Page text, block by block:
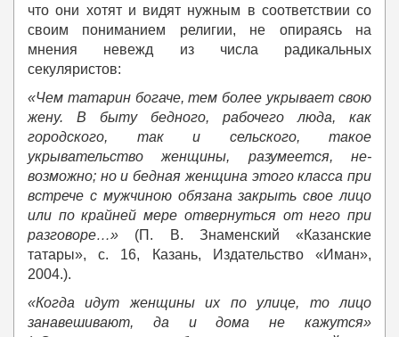
что они хотят и видят нужным в соответствии со
своим пониманием религии, не опираясь на
мнения невежд из числа радикальных
секуляристов:
«Чем татарин богаче, тем более укрывает свою
жену. В бы­ту бедного, рабочего люда, как
городского, так и сельс­кого, такое
укрывательство женщины, разумеется, не­
возможно; но и бедная женщина этого класса при
встрече с мужчиною обязана закрыть свое лицо
или по крайней мере отвернуться от него при
разговоре…» (П. В. Знаменский «Казанские
татары», с. 16, Казань, Издательство «Иман»,
2004.).
«Когда идут женщины их по улице, то лицо
занавешивают, да и дома не кажутся»